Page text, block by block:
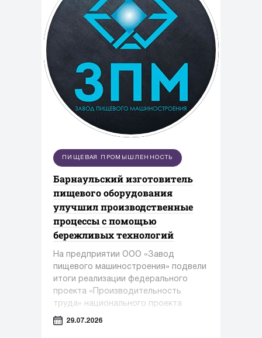
ПИЩЕВАЯ ПРОМЫШЛЕННОСТЬ
Барнаульский изготовитель
пищевого оборудования
улучшил производственные
процессы с помощью
бережливых технологий
На предприятии ООО «Завод
пищевого машиностроения» подвели
итоги реализации федерального
проекта «Производительность
труда» национального проекта
«Эффективная и конкурентная
29.07.2026